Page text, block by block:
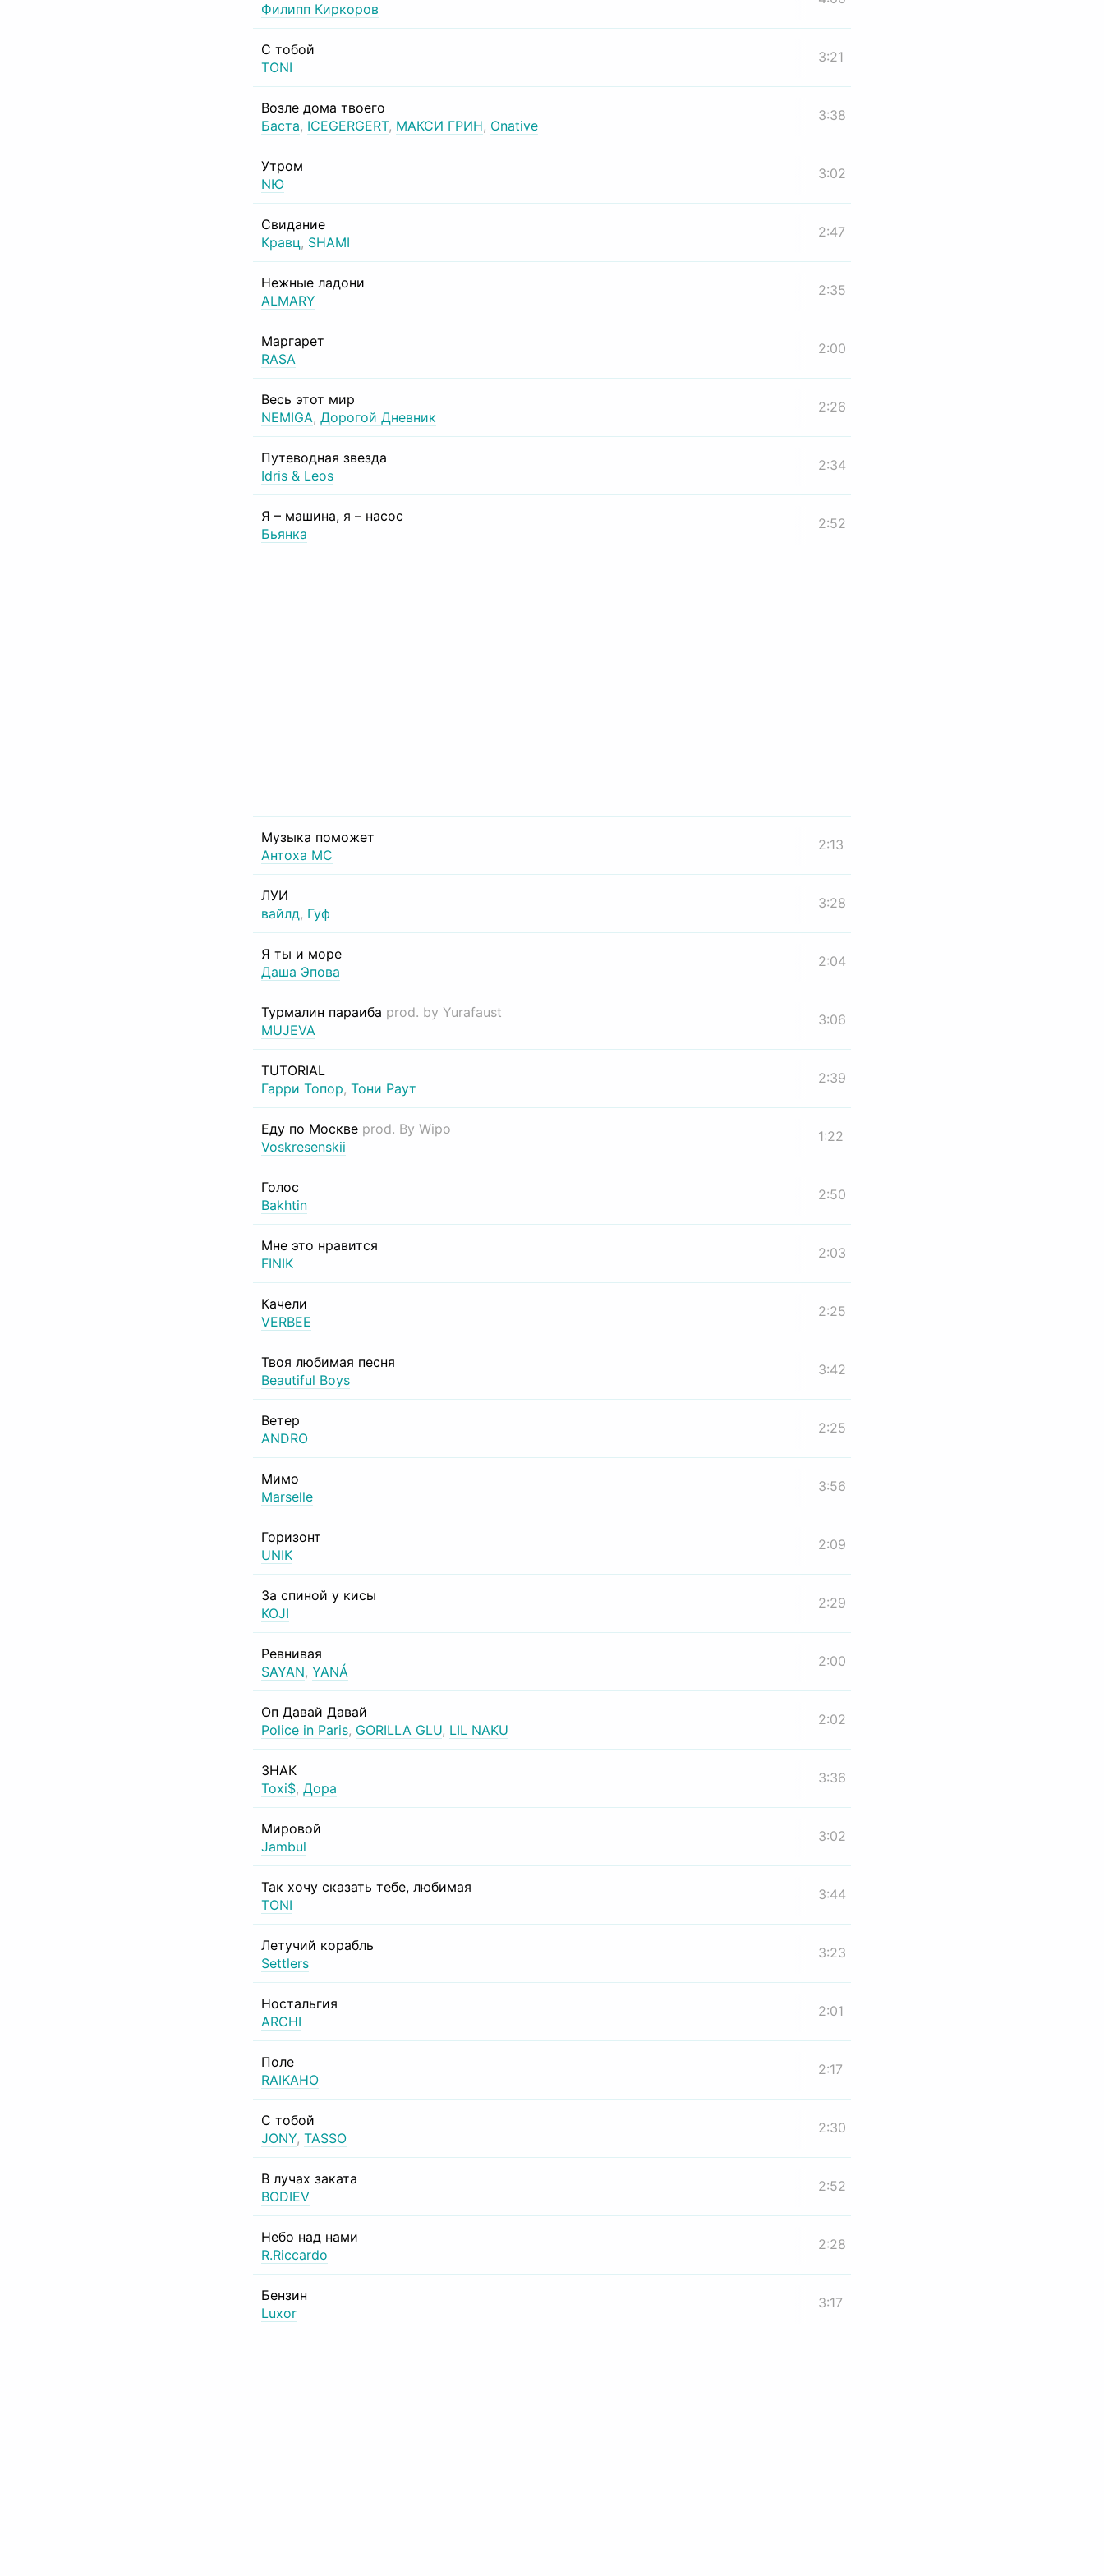
Филипп Киркоров
С тобой
TONI
3:21
Возле дома твоего
Баста, ICEGERGERT, МАКСИ ГРИН, Onative
3:38
Утром
NЮ
3:02
Свидание
Кравц, SHAMI
2:47
Нежные ладони
ALMARY
2:35
Маргарет
RASA
2:00
Весь этот мир
NEMIGA, Дорогой Дневник
2:26
Путеводная звезда
Idris & Leos
2:34
Я – машина, я – насос
Бьянка
2:52
Музыка поможет
Антоха МС
2:13
ЛУИ
вайлд, Гуф
3:28
Я ты и море
Даша Эпова
2:04
Турмалин параиба prod. by Yurafaust
MUJEVA
3:06
TUTORIAL
Гарри Топор, Тони Раут
2:39
Еду по Москве prod. By Wipo
Voskresenskii
1:22
Голос
Bakhtin
2:50
Мне это нравится
FINIK
2:03
Качели
VERBEE
2:25
Твоя любимая песня
Beautiful Boys
3:42
Ветер
ANDRO
2:25
Мимо
Marselle
3:56
Горизонт
UNIK
2:09
За спиной у кисы
KOJI
2:29
Ревнивая
SAYAN, YANÁ
2:00
Оп Давай Давай
Police in Paris, GORILLA GLU, LIL NAKU
2:02
ЗНАК
Toxi$, Дора
3:36
Мировой
Jambul
3:02
Так хочу сказать тебе, любимая
TONI
3:44
Летучий корабль
Settlers
3:23
Ностальгия
ARCHI
2:01
Поле
RAIKAHO
2:17
С тобой
JONY, TASSO
2:30
В лучах заката
BODIEV
2:52
Небо над нами
R.Riccardo
2:28
Бензин
Luxor
3:17